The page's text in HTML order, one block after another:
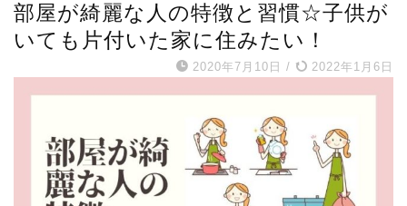
部屋が綺麗な人の特徴と習慣☆子供が
いても片付いた家に住みたい！
2020年7月10日 / 2022年1月6日